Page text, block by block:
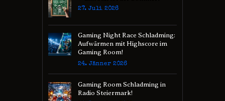
27. Juli 2026
Gaming Night Race Schladming:
Aufwärmen mit Highscore im
Gaming Room!
24. Jänner 2026
Gaming Room Schladming in
Radio Steiermark!